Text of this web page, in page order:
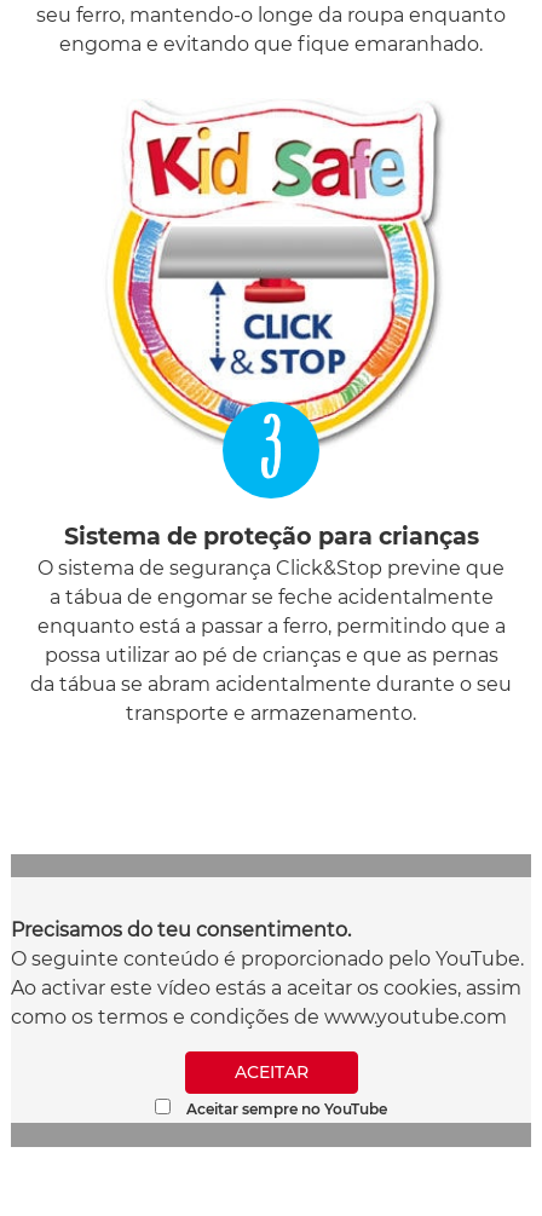
seu ferro, mantendo-o longe da roupa enquanto
engoma e evitando que fique emaranhado.
3
Sistema de proteção para crianças
O sistema de segurança Click&Stop previne que
a tábua de engomar se feche acidentalmente
enquanto está a passar a ferro, permitindo que a
possa utilizar ao pé de crianças e que as pernas
da tábua se abram acidentalmente durante o seu
transporte e armazenamento.
Precisamos do teu consentimento.
O seguinte conteúdo é proporcionado pelo YouTube.
Ao activar este vídeo estás a aceitar os cookies, assim
como os termos e condições de www.youtube.com
ACEITAR
Aceitar sempre no YouTube